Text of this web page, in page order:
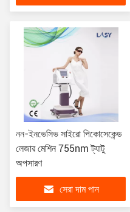
নন-ইনভেসিভ সাইরো পিকোসেকেন্ড
লেজার মেশিন 755nm ট্যাটু
অপসারণ
সেরা দাম পান